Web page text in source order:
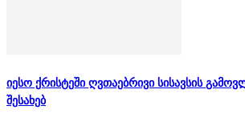
იესო ქრისტეში ღვთაებრივი სისავსის
შესახებ